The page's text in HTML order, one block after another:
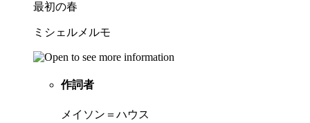
最初の春
ミシェルメルモ
作詞者
メイソン＝ハウス